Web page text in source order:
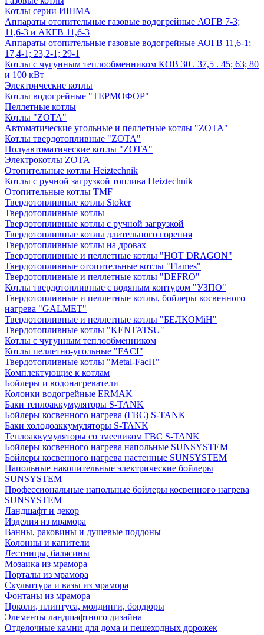
Котлы серии ИШМА
Аппараты отопительные газовые водогрейные АОГВ 7-3;
11,6-3 и АКГВ 11,6-3
Аппараты отопительные газовые водогрейные АОГВ 11,6-1;
17,4-1; 23,2-1; 29-1
Котлы с чугунным теплообменником КОВ 30 . 37,5 . 45; 63; 80
и 100 кВт
Электрические котлы
Котлы водогрейные "ТЕРМОФОР"
Пеллетные котлы
Котлы "ZOTA"
Автоматические угольные и пеллетные котлы "ZOTA"
Котлы твердотопливные "ZOTA"
Полуавтоматические котлы "ZOTA"
Электрокотлы ZOTA
Отопительные котлы Heiztechnik
Котлы с ручной загрузкой топлива Heiztechnik
Отопительные котлы TMF
Твердотопливные котлы Stoker
Твердотопливные котлы
Твердотопливные котлы с ручной загрузкой
Твердотопливные котлы длительного горения
Твердотопливные котлы на дровах
Твердотопливные и пеллетные котлы "HOT DRAGON"
Твердотопливные отопительные котлы "Flames"
Твердотопливные и пеллетные котлы "DEFRO"
Котлы твердотопливные с водяным контуром "УЗПО"
Твердотопливные и пеллетные котлы, бойлеры косвенного
нагрева "GALMET"
Твердотопливные и пеллетные котлы "БЕЛКОМiН"
Твердотопливные котлы "KENTATSU"
Котлы с чугунным теплообменником
Котлы пеллетно-угольные "FACI"
Твердотопливные котлы "Metal-FacH"
Комплектующие к котлам
Бойлеры и водонагреватели
Колонки водогрейные ERMAK
Баки теплоаккумуляторы S-TANK
Бойлеры косвенного нагрева (ГВС) S-TANK
Баки холодоаккумуляторы S-TANK
Теплоаккумуляторы со змеевиком ГВС S-TANK
Бойлеры косвенного нагрева напольные SUNSYSTEM
Бойлеры косвенного нагрева настенные SUNSYSTEM
Напольные накопительные электрические бойлеры
SUNSYSTEM
Профессиональные напольные бойлеры косвенного нагрева
SUNSYSTEM
Ландшафт и декор
Изделия из мрамора
Ванны, раковины и душевые поддоны
Колонны и капители
Лестницы, балясины
Мозаика из мрамора
Порталы из мрамора
Скульптура и вазы из мрамора
Фонтаны из мрамора
Цоколи, плинтуса, молдинги, бордюры
Элементы ландшафтного дизайна
Отделочные камни для дома и пешеходных дорожек